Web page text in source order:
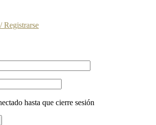
Registrarse
hasta que cierre sesión